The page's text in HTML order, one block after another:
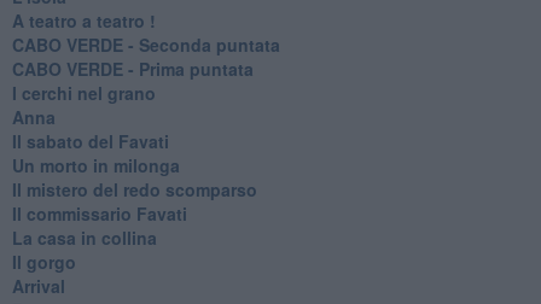
A teatro a teatro !
CABO VERDE - Seconda puntata
CABO VERDE - Prima puntata
I cerchi nel grano
Anna
Il sabato del Favati
Un morto in milonga
Il mistero del redo scomparso
Il commissario Favati
La casa in collina
Il gorgo
Arrival